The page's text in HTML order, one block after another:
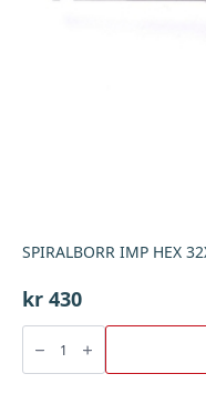
SPIRALBORR IMP HEX
kr 430
SPIRALBORR
HEX
32X153